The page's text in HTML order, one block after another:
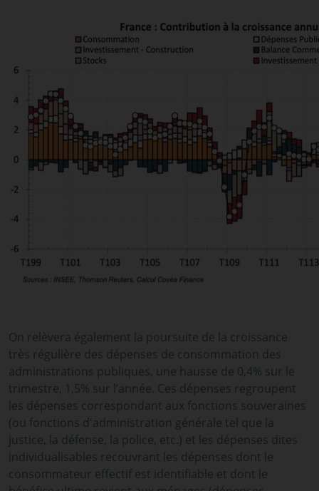
On relèvera également la poursuite de la croissance
très régulière des dépenses de consommation des
administrations publiques, une hausse de 0,4% sur le
trimestre, 1,5% sur l’année. Ces dépenses regroupent
les dépenses correspondant aux fonctions souveraines
(ou fonctions d'administration générale tel que la
justice, la défense, la police, etc.) et les dépenses dites
individualisables recouvrant les dépenses dont le
consommateur effectif est identifiable et dont le